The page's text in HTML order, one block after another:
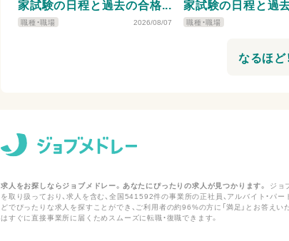
家試験の日程と過去の合格
者数・合格率・合格基準、看護
師の実体験を紹介！
職種・職場 2026/08/07
家試験の日程と過
者数・合格率・合格
者の実体験を紹介！
職種・職場
なるほど
求人をお探しならジョブメドレー。あなたにぴったりの求人が見つかります。 ジョ
を取り扱っており、求人を含む、全国541592件の事業所の正社員、アルバイト・パ
どでぴったりな求人を探すことができ、ご利用者の約96%の方に「満足」とお答え
はすぐに直接事業所に届くためスムーズに転職・復職できます。